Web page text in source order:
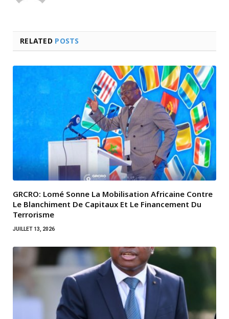
RELATED POSTS
GRCRO: Lomé Sonne La Mobilisation Africaine Contre
Le Blanchiment De Capitaux Et Le Financement Du
Terrorisme
JUILLET 13, 2026